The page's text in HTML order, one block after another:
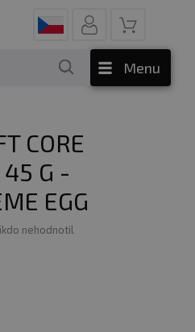
Menu
CORE
45 G -
EGG
nehodnotil